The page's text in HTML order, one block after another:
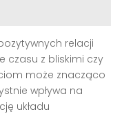
relacji
czasu z bliskimi czy
może znacząco
wpływa na
układu